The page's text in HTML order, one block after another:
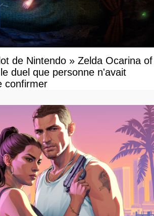
de Nintendo » Zelda Ocarina of
duel que personne n'avait
confirmer